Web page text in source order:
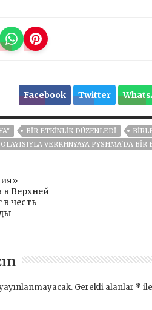
Facebook Twitter
BIR ETKINLIK DÜZENLEDI
VERKHNYAYA PYSHMA'DA
в Верхней
честь
Gerekli alanlar *